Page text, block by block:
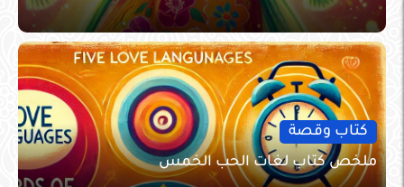
كتاب وقصة
ملخص كتاب لغات الحب الخمس